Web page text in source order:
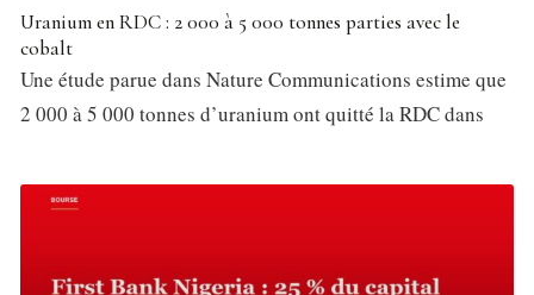
Uranium en RDC : 2 000 à 5 000 tonnes parties avec le
cobalt
Une étude parue dans Nature Communications estime que
2 000 à 5 000 tonnes d’uranium ont quitté la RDC dans